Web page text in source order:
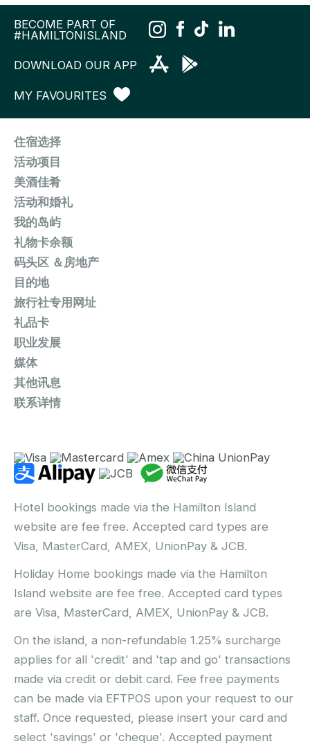
BECOME PART OF
#HAMILTONISLAND
DOWNLOAD OUR APP
MY FAVOURITES
住宿选择
活动项目
美酒佳肴
活动和婚礼
我的岛屿
礼物卡余额
码头区 ＆房地产
目的地
旅行社专用网址
礼品卡
职业发展
媒体
其他讯息
联系详情
Hotel bookings made via the Hamilton Island
website are fee free. Accepted card types are
Visa, MasterCard, AMEX, UnionPay & JCB.
Holiday Home bookings made via the Hamilton
Island website are fee free. Accepted card types
are Visa, MasterCard, AMEX, UnionPay & JCB.
On the island, a non-refundable 1.25% surcharge
applies for all 'credit' and 'tap and go' transactions
made via credit or debit card. Fee free payments
can be made via EFTPOS upon your request to our
staff. Once requested, please insert your card and
select 'savings' or 'cheque'. Accepted payment